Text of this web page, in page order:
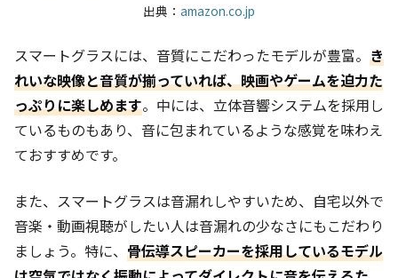
出典： amazon.co.jp
スマートグラスには、音質にこだわったモデルが豊富。 き
れいな映像と音質が揃っていれば、映画やゲームを迫力た
っぷりに楽しめます。中には、立体音響システムを採用し
ているものもあり、音に包まれているような感覚を味わえ
ておすすめです。
また、スマートグラスは音漏れしやすいため、自宅以外で
音楽・動画視聴がしたい人は音漏れの少なさにもこだわり
ましょう。特に、 骨伝導スピーカーを採用しているモデル